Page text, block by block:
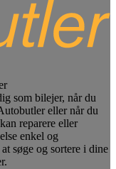
som bilejer, når du
eller når du
reparere eller
enkel og
søge og sortere i dine